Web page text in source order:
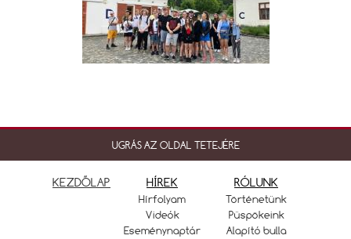
UGRÁS AZ OLDAL TETEJÉRE
KEZDŐLAP HÍREK
Hírfolyam
Videók
Eseménynaptár
RÓLUNK
Történetünk
Püspökeink
Alapító bulla